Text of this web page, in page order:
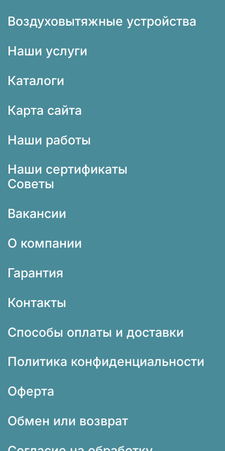
Воздуховытяжные устройства
Наши услуги
Каталоги
Карта сайта
Наши работы
Наши сертификаты
Советы
Вакансии
О компании
Гарантия
Контакты
Способы оплаты и доставки
Политика конфиденциальности
Оферта
Обмен или возврат